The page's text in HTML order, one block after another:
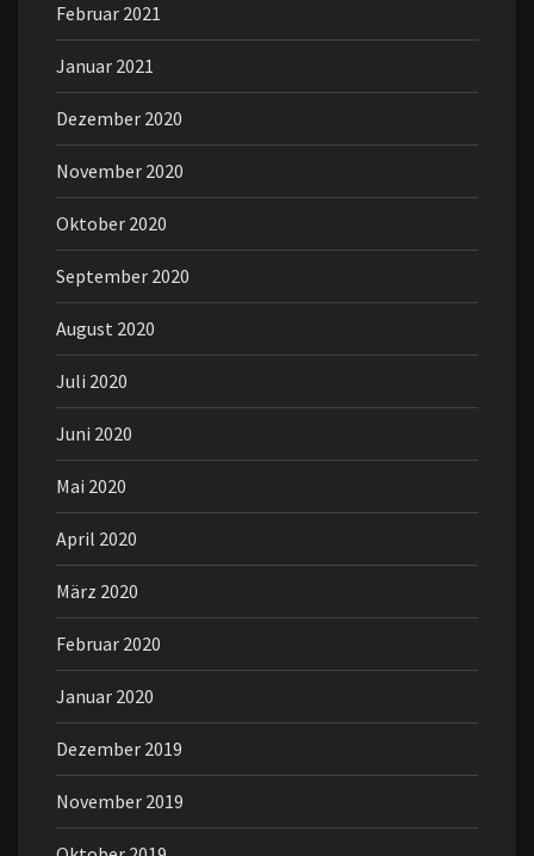
Februar 2021
Januar 2021
Dezember 2020
November 2020
Oktober 2020
September 2020
August 2020
Juli 2020
Juni 2020
Mai 2020
April 2020
März 2020
Februar 2020
Januar 2020
Dezember 2019
November 2019